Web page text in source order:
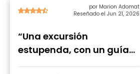
por Marion Adomat
Reseñado el Jun 21, 2026
“Una excursión
estupenda, con un guía
maravilloso”